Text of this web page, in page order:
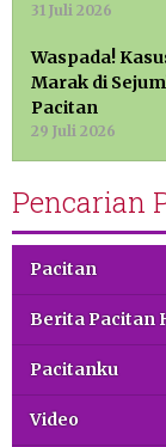
31 Juli 2026
Waspada!
Marak di
Pacitan
29 Juli 2026
Pencarian
Pacitan
Berita Pacitan
Pacitanku
Video